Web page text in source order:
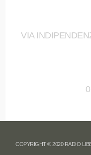
VIA
COPYRIGHT © 2020 RADIO